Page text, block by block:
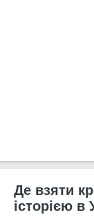
Де взяти
історією в